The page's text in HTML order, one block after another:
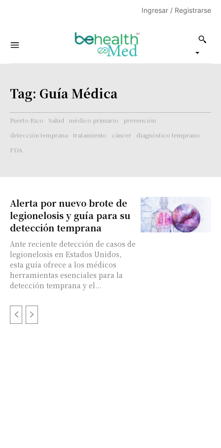
Ingresar / Registrarse
Tag: Guía Médica
Puerto Rico Salud médico primario
prevención
detección temprana
tratamiento cáncer
diagnóstico temprano
FDA
Alerta por nuevo brote de
legionelosis y guía para su
detección temprana
Ante reciente detección de casos de
legionelosis en Estados Unidos,
esta guía ofrece a los médicos
herramientas esenciales para la
detección temprana y el...